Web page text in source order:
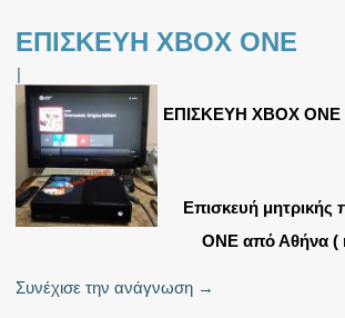
ΕΠΙΣΚΕΥΗ XBOX ONE
|
ΕΠΙΣΚΕΥΗ XBOX ONE
Eπισκευή μητρικής
ONE από Αθήνα (
Συνέχισε την ανάγνωση →